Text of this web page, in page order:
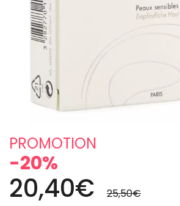
PROMOTION
-20%
20,40€ 25,50€